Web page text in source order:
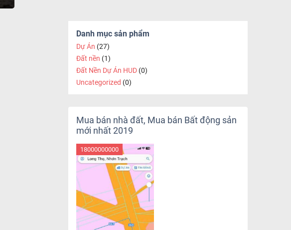
Danh mục sản phẩm
Dự Án (27)
Đất nền (1)
Đất Nền Dự Án HUD (0)
Uncategorized (0)
Mua bán nhà đất, Mua bán Bất động sản
mới nhất 2019
18000000000